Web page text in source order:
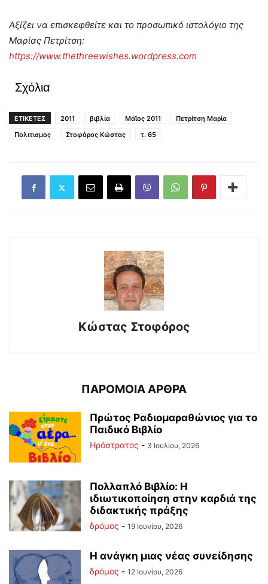
Αξίζει να επισκεφθείτε και το προσωπικό ιστολόγιο της
Μαρίας Πετρίτση:
https://www.thethreewishes.wordpress.com
Σχόλια
ΕΤΙΚΕΤΕΣ 2011 βιβλία Μάϊος 2011
Πετρίτση Μαρία
Πολιτισμος
Στοφόρος Κώστας τ. 65
Κώστας Στοφόρος
ΠΑΡΟΜΟΙΑ ΑΡΘΡΑ
Πρώτος Ραδιομαραθώνιος για το
Παιδικό Βιβλίο
Ηρόστρατος - 3 Ιουλίου, 2026
Πολλαπλό Βιβλίο: Η
ιδιωτικοποίηση στην καρδιά της
διδακτικής πράξης
δρόμος - 19 Ιουνίου, 2026
Η ανάγκη μιας νέας συνείδησης
δρόμος - 12 Ιουνίου, 2026